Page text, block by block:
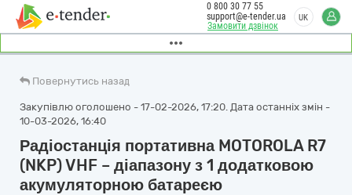
Замовити дзвінок
0 800 30 77 55
support@e-tender.ua
UK
Повернутись назад
Закупівлю оголошено - 17-02-2026, 17:20. Дата останніх змін -
10-03-2026, 16:40
Радіостанція портативна MOTOROLA R7
(NKP) VHF – діапазону з 1 додатковою
акумуляторною батареєю